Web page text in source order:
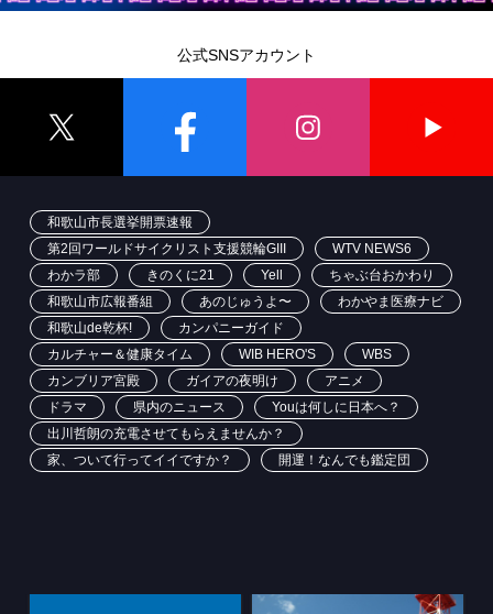
公式SNSアカウント
和歌山市長選挙開票速報
第2回ワールドサイクリスト支援競輪GIII
WTV NEWS6
わかラ部
きのくに21 Yell
ちゃぶ台おかわり
和歌山市広報番組
あのじゅうよ〜
わかやま医療ナビ
和歌山de乾杯!
カンパニーガイド
カルチャー＆健康タイム
WIB HERO'S
WBS
カンブリア宮殿
ガイアの夜明け
アニメ
ドラマ
県内のニュース
Youは何しに日本へ？
出川哲朗の充電させてもらえませんか？
家、ついて行ってイイですか？
開運！なんでも鑑定団